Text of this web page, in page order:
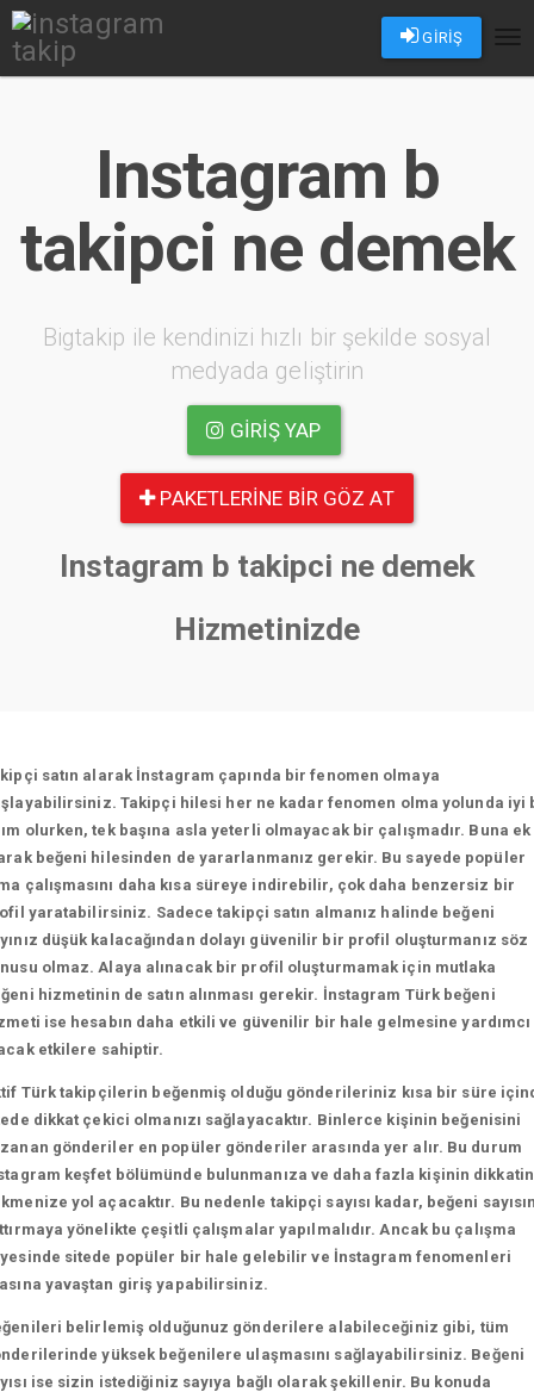
GİRİŞ
Instagram b
takipci ne demek
Bigtakip ile kendinizi hızlı bir şekilde sosyal
medyada geliştirin
GIRIŞ YAP
PAKETLERINE BIR GÖZ AT
Instagram b takipci ne demek
Hizmetinizde
satın alarak İnstagram çapında bir fenomen olmaya
Takipçi hilesi her ne kadar fenomen olma yolunda iyi
olurken, tek başına asla yeterli olmayacak bir çalışmadır. Buna ek
beğeni hilesinden de yararlanmanız gerekir. Bu sayede popüler
çalışmasını daha kısa süreye indirebilir, çok daha benzersiz bir
yaratabilirsiniz. Sadece takipçi satın almanız halinde beğeni
düşük kalacağından dolayı güvenilir bir profil oluşturmanız söz
olmaz. Alaya alınacak bir profil oluşturmamak için mutlaka
hizmetinin de satın alınması gerekir. İnstagram Türk beğeni
ise hesabın daha etkili ve güvenilir bir hale gelmesine yardımcı
etkilere sahiptir.
Türk takipçilerin beğenmiş olduğu gönderileriniz kısa bir süre
dikkat çekici olmanızı sağlayacaktır. Binlerce kişinin beğenisini
gönderiler en popüler gönderiler arasında yer alır. Bu durum
keşfet bölümünde bulunmanıza ve daha fazla kişinin
yol açacaktır. Bu nedenle takipçi sayısı kadar, beğeni
yönelikte çeşitli çalışmalar yapılmalıdır. Ancak bu çalışma
sitede popüler bir hale gelebilir ve İnstagram fenomenleri
yavaştan giriş yapabilirsiniz.
belirlemiş olduğunuz gönderilere alabileceğiniz gibi, tüm
yüksek beğenilere ulaşmasını sağlayabilirsiniz. Beğeni
ise sizin istediğiniz sayıya bağlı olarak şekillenir. Bu konuda